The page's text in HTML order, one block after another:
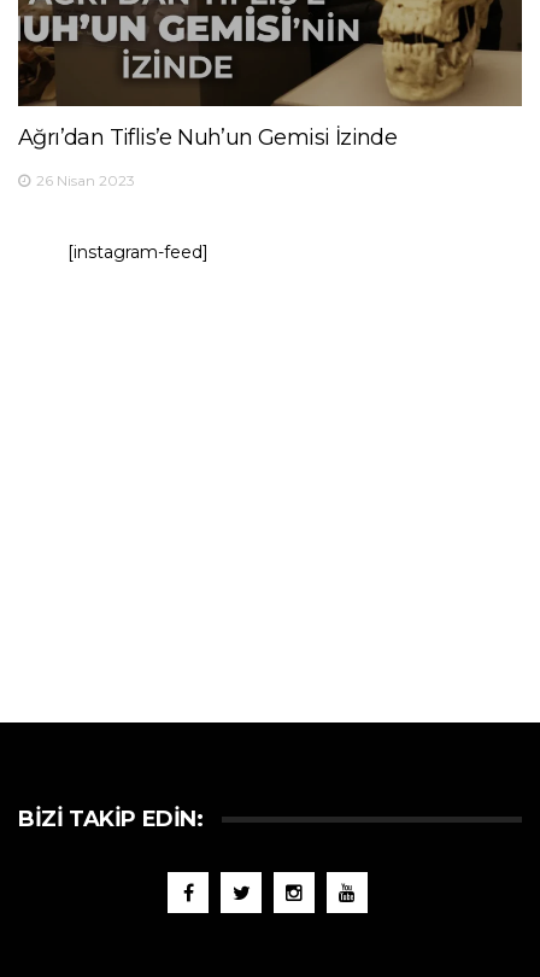
Ağrı’dan Tiflis’e Nuh’un Gemisi İzinde
26 Nisan 2023
[instagram-feed]
BIZI TAKIP EDIN: